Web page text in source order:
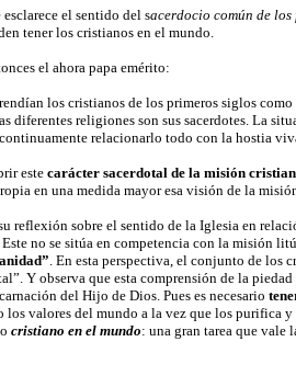
el sentido del sacerdocio común de los
tener los cristianos en el mundo.
el ahora papa emérito:
los cristianos de los primeros siglos como
diferentes religiones son sus sacerdotes. La
relacionarlo todo con la hostia
estecarácter sacerdotal de la misión
en una medida mayor esa visión de la
reflexión sobre el sentido de la Iglesia en
no se sitúa en competencia con la misión
. En esta perspectiva, el conjunto de los
Y observa que esta comprensión de la
del Hijo de Dios. Pues es necesario
los valores del mundo a la vez que los
cristiano en el mundo: una gran tarea que vale